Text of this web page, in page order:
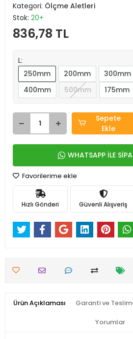
Kategori: Ölçme Aletleri
Stok: 20+
836,78 TL
L:
250mm
200mm 300mm
400mm
500mm 175mm
Sepete
Ekle
WHATSAPP İLE
Favorilerime ekle
Hızlı Gönderi Güvenli Alışveriş
Ürün Açıklaması Garanti ve
Yorumlar